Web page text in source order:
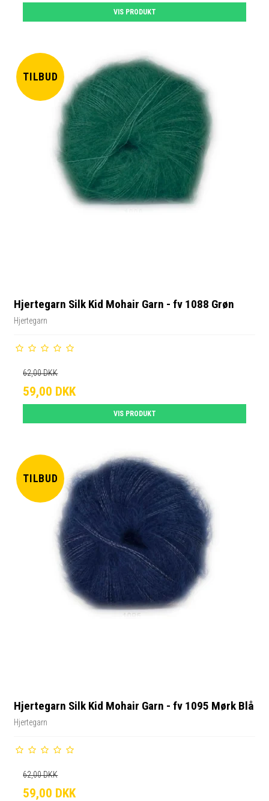
VIS PRODUKT
TILBUD
Hjertegarn Silk Kid Mohair Garn - fv 1088 Grøn
Hjertegarn
62,00 DKK
59,00 DKK
VIS PRODUKT
TILBUD
Hjertegarn Silk Kid Mohair Garn - fv 1095 Mørk Blå
Hjertegarn
62,00 DKK
59,00 DKK